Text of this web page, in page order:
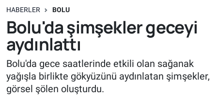
HABERLER BOLU
Bolu'da şimşekler geceyi
aydınlattı
Bolu'da gece saatlerinde etkili olan sağanak
yağışla birlikte gökyüzünü aydınlatan şimşekler,
görsel şölen oluşturdu.
Süper Lig Puan Durumu ve Fikstür
Tüm Manşetler
Son Dakika Haberleri
Haber Arşivi